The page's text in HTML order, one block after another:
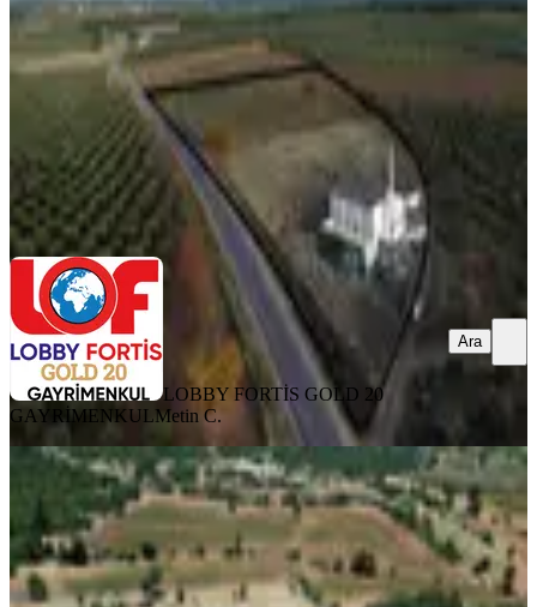
13405 m²
7.488.000 ₺
LOBBY FORTİS GOLD 20 GAYRİMENKUL Metin C.
Ara
LOBBY FORTİS GOLD 20
GAYRİMENKULMetin C.
Ara
%18
Yatırım Fırsatı! Denizli Kale Özlüce’de
4.685 M² Satılık Tarla
Kale, Özlüce Mahallesi
4685 m²· 211/m² ·08.03.2026